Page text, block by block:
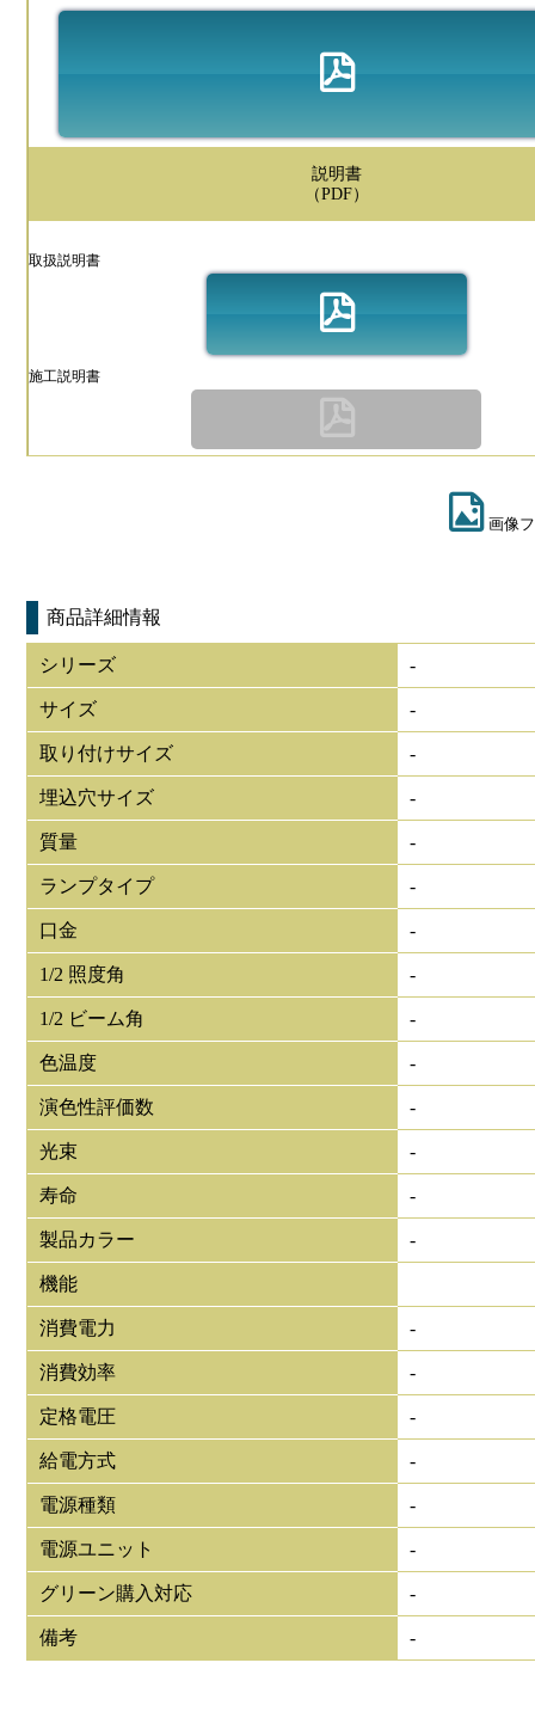
説明書
（PDF）
取扱説明書
施工説明書
画像
商品詳細情報
シリーズ -
サイズ -
取り付けサイズ -
埋込穴サイズ -
質量 -
ランプタイプ -
口金 -
1/2 照度角 -
1/2 ビーム角 -
色温度 -
演色性評価数 -
光束 -
寿命 -
製品カラー -
機能
消費電力 -
消費効率 -
定格電圧 -
給電方式 -
電源種類 -
電源ユニット -
グリーン購入対応 -
備考 -